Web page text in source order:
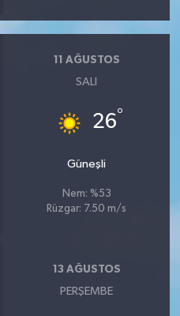
11 AĞUSTOS
SALI
26°
Güneşli
Nem: %53
Rüzgar: 7.50 m/s
13 AĞUSTOS
PERŞEMBE